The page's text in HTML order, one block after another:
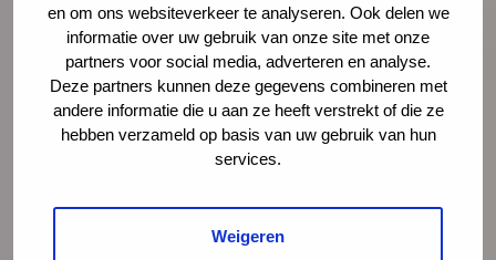
en om ons websiteverkeer te analyseren. Ook delen we
informatie over uw gebruik van onze site met onze
partners voor social media, adverteren en analyse.
Deze partners kunnen deze gegevens combineren met
andere informatie die u aan ze heeft verstrekt of die ze
hebben verzameld op basis van uw gebruik van hun
services.
Weigeren
is deze manier van werken al gewoon?
Een deel van onze collega’s en wijzelf passen deze
werkwijze al toe met goede resultaten. De volgende
stap is om de werkwijze breder in te zetten. We zijn
samen met een groepje gedreven collega’s een
stad Utrecht meer traumasensitief kunnen gaan
werken. We zitten dus nog in de voorbereidende